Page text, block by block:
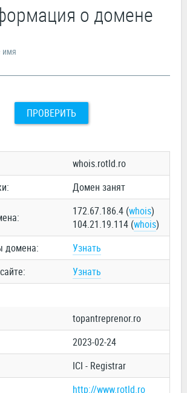
о домене
имя
ПРОВЕРИТЬ
whois.rotld.ro
Домен занят
172.67.186.4 (whois)
104.21.19.114 (whois)
домена:
Узнать
Узнать
topantreprenor.ro
2023-02-24
ICI - Registrar
http://www.rotld.ro